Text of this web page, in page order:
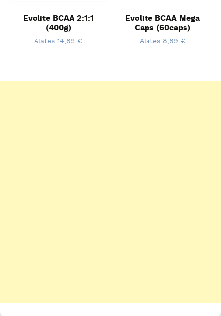
Evolite BCAA 2:1:1
(400g)
Alates14,89 €
Evolite BCAA Mega
Caps (60caps)
Alates 8,89 €